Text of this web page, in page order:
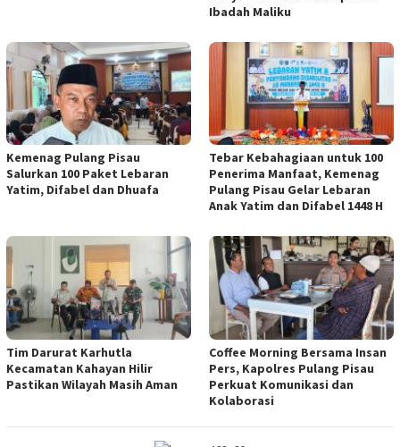
Ibadah Maliku
Kemenag Pulang Pisau
Salurkan 100 Paket Lebaran
Yatim, Difabel dan Dhuafa
Tebar Kebahagiaan untuk 100
Penerima Manfaat, Kemenag
Pulang Pisau Gelar Lebaran
Anak Yatim dan Difabel 1448 H
Tim Darurat Karhutla
Kecamatan Kahayan Hilir
Pastikan Wilayah Masih Aman
Coffee Morning Bersama Insan
Pers, Kapolres Pulang Pisau
Perkuat Komunikasi dan
Kolaborasi